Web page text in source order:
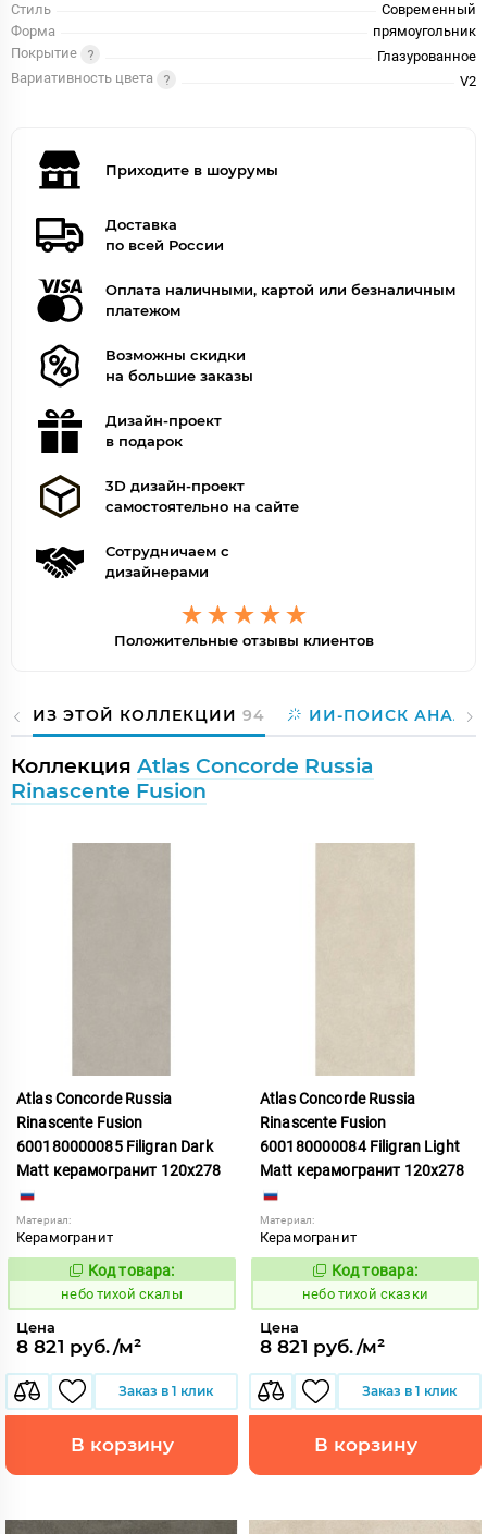
Стиль
Современный
Форма
прямоугольник
Покрытие
Глазурованное
Вариативность цвета
V2
Приходите в шоурумы
Доставка
по всей России
Оплата наличными, картой или безналичным
платежом
Возможны скидки
на большие заказы
Дизайн-проект
в подарок
3D дизайн-проект
самостоятельно на сайте
Сотрудничаем с
дизайнерами
Положительные отзывы клиентов
ИЗ ЭТОЙ КОЛЛЕКЦИИ 94 ИИ-ПОИСК
Коллекция Atlas Concorde Russia
Rinascente Fusion
Atlas Concorde Russia
Rinascente Fusion
600180000085 Filigran Dark
Matt керамогранит 120x278
Материал:
Керамогранит
1122091
Код товара:
небо тихой скалы
Цена
8 821 руб./м²
Заказ в 1 клик
В корзину
Atlas Concorde Russia
Rinascente Fusion
600180000084 Filigran Light
Matt керамогранит 120x278
Материал:
Керамогранит
1122090
Код товара:
небо тихой сказки
Цена
8 821 руб./м²
Заказ в 1 клик
В корзину